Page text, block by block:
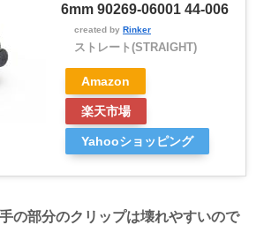
6mm 90269-06001 44-006
created by Rinker
ストレート(STRAIGHT)
Amazon
楽天市場
Yahooショッピング
の部分のクリップは壊れやすいので